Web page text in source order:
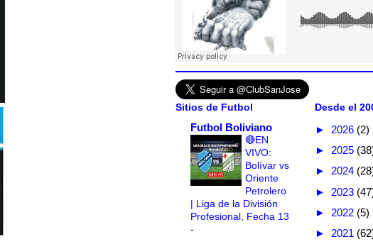
Sitios de Futbol
Futbol Boliviano
🔴EN
VIVO:
Bolívar vs
Oriente
Petrolero
| Liga de la División
Profesional, Fecha 13
-
Desde el
► 2026 (2)
► 2025
► 2024
► 2023
► 2022 (5)
► 2021